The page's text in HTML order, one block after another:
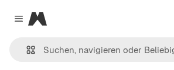
Close menu
Magnific